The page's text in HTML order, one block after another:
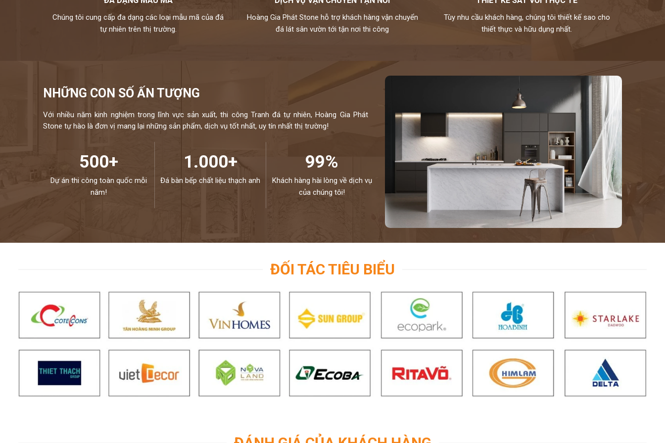
xanh lá, đen, xanh, xanh biển,…
kho đá hoàng gia phát là nhà phân phối và thi công đá tự nhiên chuyên nghiệp. Hiện nay, chúng tôi đang sở
Chúng tôi cung cấp đa dạng các loại mẫu mã của đá
tự nhiên trên thị trường.
Hoàng Gia Phát Stone hỗ trợ khách hàng vận chuyển
đá lát sân vườn tới tận nơi thi công
Tùy nhu cầu khách hàng, chúng tôi thiết kế sao cho
thiết thực và hữu dụng nhất.
NHỮNG CON SỐ ẤN TƯỢNG
Với nhiều năm kinh nghiệm trong lĩnh vực sản xuất, thi công Tranh đá tự nhiên, Hoàng Gia Phát
Stone tự hào là đơn vị mang lại những sản phẩm, dịch vụ tốt nhất, uy tín nhất thị trường!
500+
Dự án thi công toàn quốc mỗi
năm!
1.000+
Đá bàn bếp chất liệu thạch anh
99%
Khách hàng hài lòng về dịch vụ
của chúng tôi!
ĐỐI TÁC TIÊU BIỂU